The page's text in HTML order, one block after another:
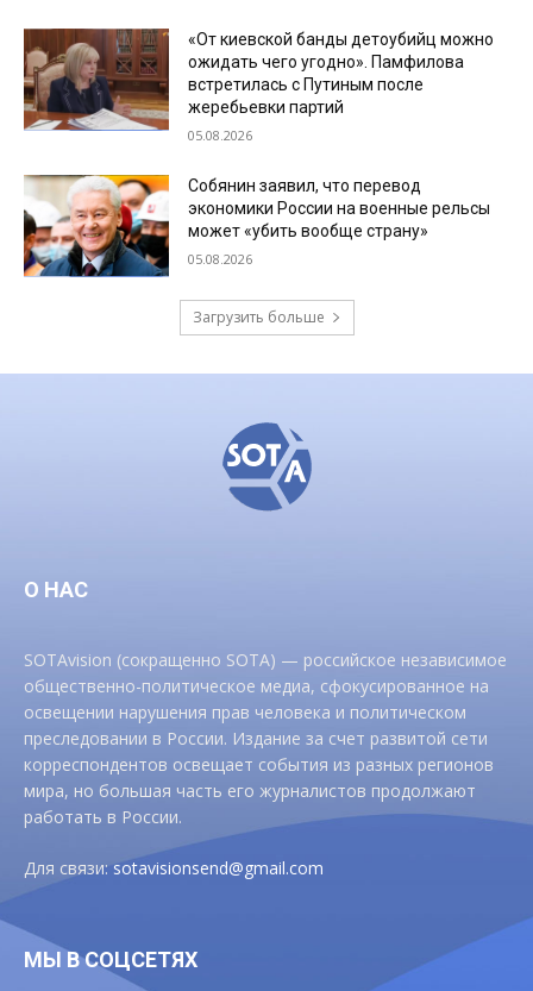
«От киевской банды детоубийц можно
ожидать чего угодно». Памфилова
встретилась с Путиным после
жеребьевки партий
05.08.2026
Собянин заявил, что перевод
экономики России на военные рельсы
может «убить вообще страну»
05.08.2026
Загрузить больше
О НАС
SOTAvision (сокращенно SOTA) — российское независимое
общественно-политическое медиа, сфокусированное на
освещении нарушения прав человека и политическом
преследовании в России. Издание за счет развитой сети
корреспондентов освещает события из разных регионов
мира, но большая часть его журналистов продолжают
работать в России.
Для связи:sotavisionsend@gmail.com
МЫ В СОЦСЕТЯХ